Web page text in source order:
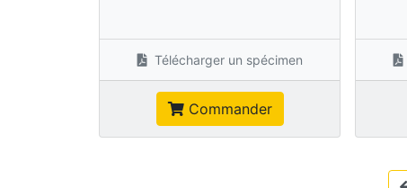
Télécharger un spécimen
Commander